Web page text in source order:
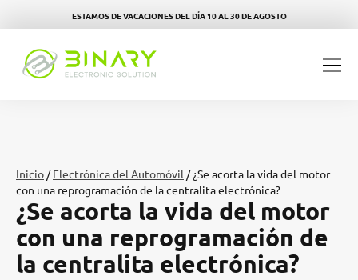
ESTAMOS DE VACACIONES DEL DÍA 10 AL 30 DE AGOSTO
Inicio /Electrónica del Automóvil / ¿Se acorta la vida del motor
con una reprogramación de la centralita electrónica?
¿Se acorta la vida del motor
con una reprogramación de
la centralita electrónica?